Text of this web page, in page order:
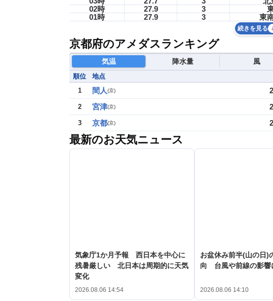
02時
27.9 3
01時
27.9 3 東
続きを見る
京都府のアメダスランキング
気温 降水量 風
順位 地点
1
間人(京)
2 宮津(京)
3 京都(京)
最新のお天気ニュース
気象庁1か月予報 西日本を中心に
残暑厳しい 北日本は周期的に天気
変化
2026.08.06 14:54
お盆休み前半(山の日)
向 台風や前線の影響
2026.08.06 14:10